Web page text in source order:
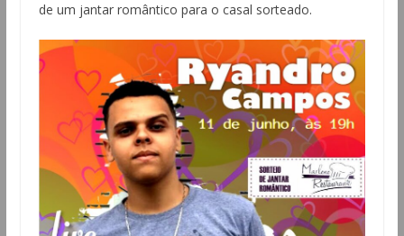
de um jantar romântico para o casal sorteado.